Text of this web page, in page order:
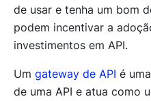
de usar e tenha um bom
podem incentivar a
investimentos em API.
Um gateway de API é
de uma API e atua como